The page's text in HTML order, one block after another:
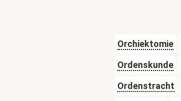
Orchiektomie
Ordenskunde
Ordenstracht